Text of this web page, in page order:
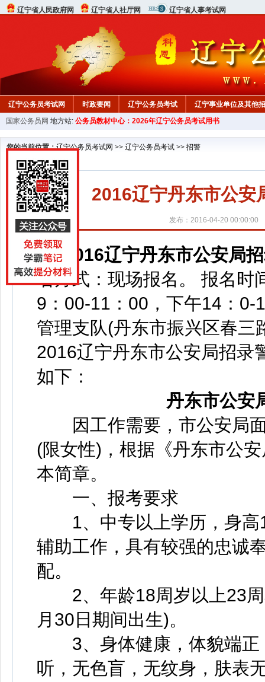
辽宁省人民政府网 辽宁省人社厅网 辽宁省人事考试网
辽宁公务员考试网 时政要闻 辽宁公务员考试
辽宁事业单位及其他
国家公务员网 地方站: 公务员教材中心：2026年辽宁公务员考试用书
您的当前位置：辽宁公务员考试网 >> 辽宁公务员考试 >> 招警
2016辽宁丹东市公安
发布：2016-04-20 00:00:00
2016辽宁丹东市公安局
名方式：现场报名。 报名时
9：00-11：00，下午14：0-
管理支队(丹东市振兴区春三
2016辽宁丹东市公安局招录
如下：
丹东市公安
因工作需要，市公安局面
(限女性)，根据《丹东市公
本简章。
一、报考要求
1、中专以上学历，身高
辅助工作，具有较强的忠诚
配。
2、年龄18周岁以上23周
月30日期间出生)。
3、身体健康，体貌端正
听，无色盲，无纹身，肤表